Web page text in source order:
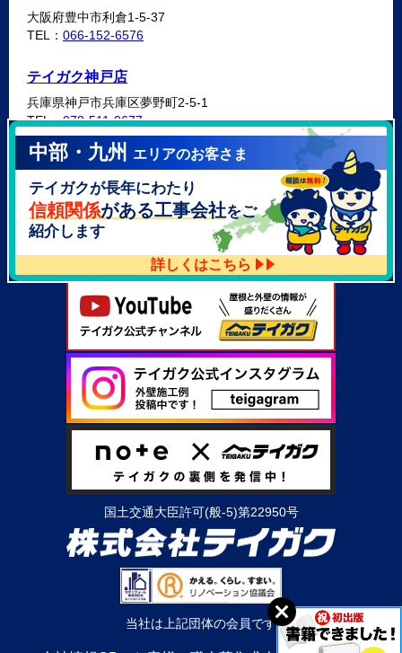
大阪府豊中市利倉1-5-37
TEL： 066-152-6576
テイガク神戸店
兵庫県神戸市兵庫区夢野町2-5-1
TEL：078-511-9677
テイガク泉北・泉南店
大阪府泉北郡忠岡町高月南3-14
TEL：072-521-2637
中部・九州 エリアのお客さま
テイガクが長年にわたり
信頼関係がある工事会社をご
紹介します
詳しくはこちら
国土交通大臣許可(般-5)第22950号
当社は上記団体の会員です